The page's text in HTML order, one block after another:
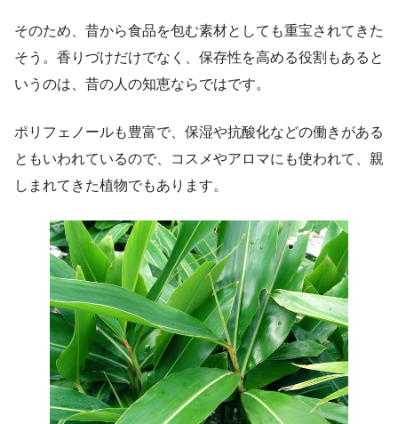
そのため、昔から食品を包む素材としても重宝されてきた
そう。香りづけだけでなく、保存性を高める役割もあると
いうのは、昔の人の知恵ならではです。
ポリフェノールも豊富で、保湿や抗酸化などの働きがある
ともいわれているので、コスメやアロマにも使われて、親
しまれてきた植物でもあります。